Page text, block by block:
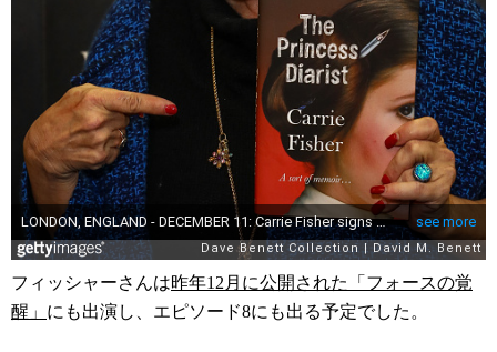
フィッシャーさんは昨年12月に公開された「フォースの覚
醒」 にも出演し、エピソード8にも出る予定でした。